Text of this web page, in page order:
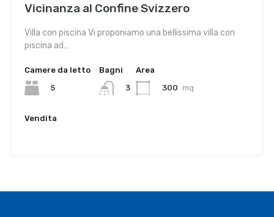
Vicinanza al Confine Svizzero
Villa con piscina Vi proponiamo una bellissima villa con
piscina ad…
Camere da letto
5
Bagni
3
Area
300 mq
Vendita